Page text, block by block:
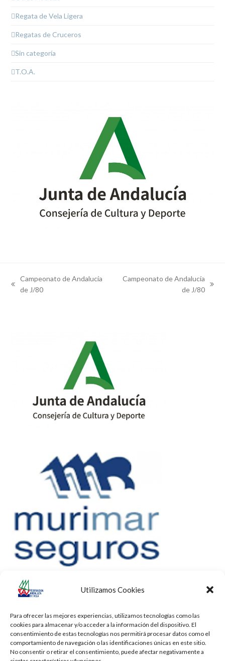
Utilizamos Cookies
Para ofrecer las mejores experiencias, utilizamos tecnologías como las
cookies para almacenar y/o acceder a la información del dispositivo. El
consentimiento de estas tecnologías nos permitirá procesar datos como el
comportamiento de navegación o las identificaciones únicas en este sitio.
No consentir o retirar el consentimiento, puede afectar negativamente a
Regata de Vela Ligera
Regatas de Cruceros
Sin categoría
T.O.A.
previous
Campeonato de Andalucía
de J/80
Campeonato de Andalucía
de J/80